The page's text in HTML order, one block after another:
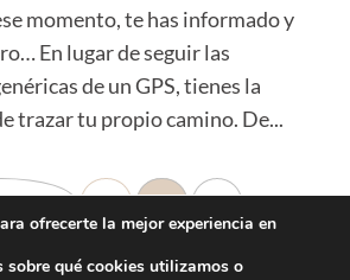
momento, te has informado y
En lugar de seguir las
de un GPS, tienes la
trazar tu propio camino. De...
1 de 2 1 2 »
Legalidad Condiciones
ofrecerte la mejor experiencia en
sobre qué cookies utilizamos o